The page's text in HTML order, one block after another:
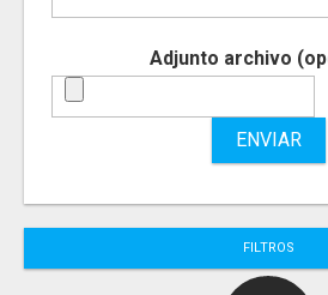
Adjunto archivo
ENVIAR
FILTROS